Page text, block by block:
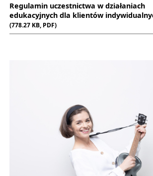
Regulamin uczestnictwa w działaniach
edukacyjnych dla klientów
(778.27 KB, PDF)
Uwaga, link zostanie otwarty w